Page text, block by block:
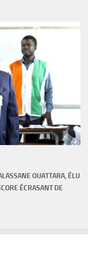
OUATTARA, ÉLU
ÉCRASANT DE